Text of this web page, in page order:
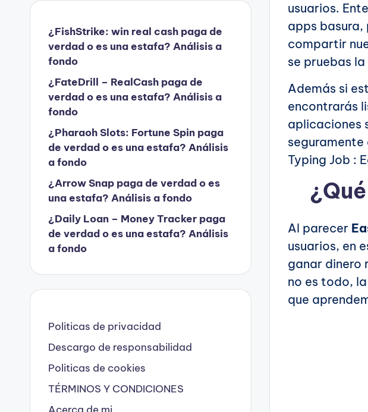
usuarios.
apps basura,
compartir
se pruebas
Además si
encontrarás
aplicaciones
seguramente
Typing Job :
Al parecer
usuarios, en
ganar dinero
no es todo,
que
¿FishStrike: win real cash paga de
verdad o es una estafa? Análisis a
fondo
¿FateDrill – RealCash paga de
verdad o es una estafa? Análisis a
fondo
¿Pharaoh Slots: Fortune Spin paga
de verdad o es una estafa? Análisis
a fondo
¿Arrow Snap paga de verdad o es
una estafa? Análisis a fondo
¿Daily Loan – Money Tracker paga
de verdad o es una estafa? Análisis
a fondo
Politicas de privacidad
Descargo de responsabilidad
Politicas de cookies
TÉRMINOS Y CONDICIONES